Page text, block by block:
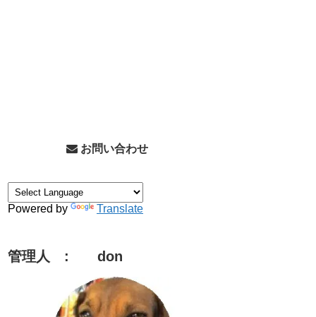
お問い合わせ
Powered by Translate
管理人 : don